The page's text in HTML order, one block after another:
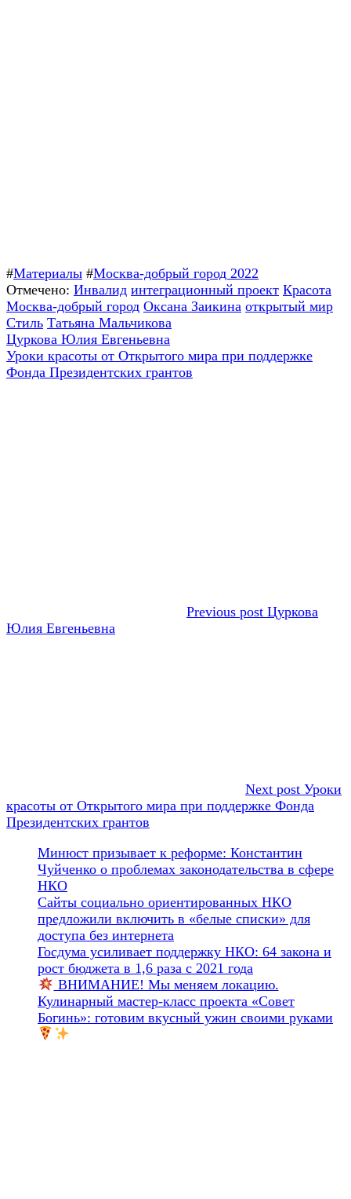
#Материалы #Москва-добрый город 2022
Отмечено: Инвалид интеграционный проект Красота
Москва-добрый город Оксана Заикина открытый мир
Стиль Татьяна Мальчикова
Навигация
по
Предыдущая
запись:
Цуркова Юлия Евгеньевна
Следующая
запись:
Уроки красоты от Открытого мира при поддержке
Фонда Президентских грантов
Previous post Цуркова
Юлия Евгеньевна
Next post Уроки
красоты от Открытого мира при поддержке Фонда
Президентских грантов
Минюст призывает к реформе: Константин
Чуйченко о проблемах законодательства в сфере
НКО
Сайты социально ориентированных НКО
предложили включить в «белые списки» для
доступа без интернета
Госдума усиливает поддержку НКО: 64 закона и
рост бюджета в 1,6 раза с 2021 года
ВНИМАНИЕ! Мы меняем локацию.
Кулинарный мастер-класс проекта «Совет
Богинь»: готовим вкусный ужин своими руками